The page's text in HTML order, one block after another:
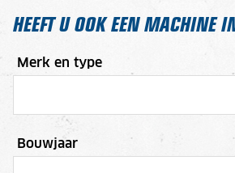
HEEFT U OOK EEN MACHINE
Merk en type
Bouwjaar